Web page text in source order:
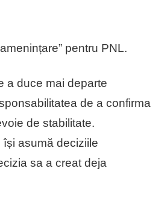
pentru PNL.
a duce mai departe
de a confirma
de stabilitate.
asumă deciziile
sa a creat deja